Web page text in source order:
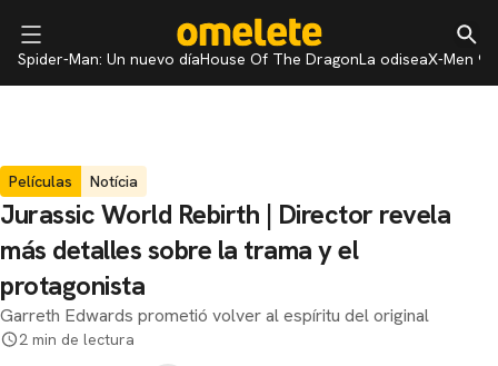
Spider-Man: Un nuevo díaHouse Of The DragonLa odiseaX-Men 97
Películas Notícia
Jurassic World Rebirth | Director revela
más detalles sobre la trama y el
protagonista
Garreth Edwards prometió volver al espíritu del original
2 min de lectura